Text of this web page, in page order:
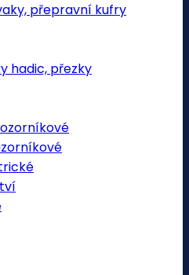
přepravní kufry
hadic, přezky